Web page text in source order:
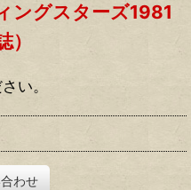
ングスターズ1981
い。
わせ